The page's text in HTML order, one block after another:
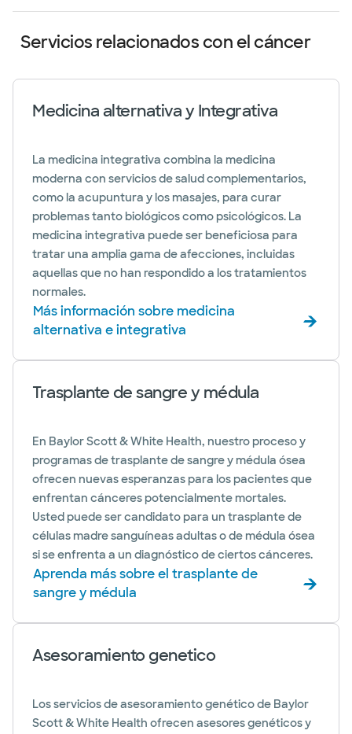
Servicios relacionados con el cáncer
Medicina alternativa y Integrativa
La medicina integrativa combina la medicina
moderna con servicios de salud complementarios,
como la acupuntura y los masajes, para curar
problemas tanto biológicos como psicológicos. La
medicina integrativa puede ser beneficiosa para
tratar una amplia gama de afecciones, incluidas
aquellas que no han respondido a los tratamientos
normales.
Más información sobre medicina
alternativa e integrativa
Trasplante de sangre y médula
En Baylor Scott & White Health, nuestro proceso y
programas de trasplante de sangre y médula ósea
ofrecen nuevas esperanzas para los pacientes que
enfrentan cánceres potencialmente mortales.
Usted puede ser candidato para un trasplante de
células madre sanguíneas adultas o de médula ósea
si se enfrenta a un diagnóstico de ciertos cánceres.
Aprenda más sobre el trasplante de
sangre y médula
Asesoramiento genetico
Los servicios de asesoramiento genético de Baylor
Scott & White Health ofrecen asesores genéticos y